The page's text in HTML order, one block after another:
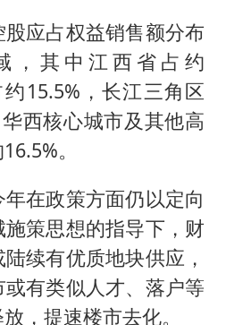
应占权益销售额分布
，其中江西省占约
15.5%，长江三角区
西核心城市及其他高
。
在政策方面仍以定向
策思想的指导下，财
续有优质地块供应，
有类似人才、落户等
，提速楼市去化。